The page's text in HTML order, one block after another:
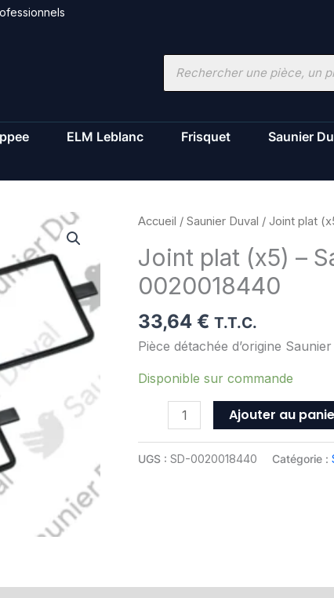
Recherche
ELM Leblanc Frisquet
Saunier
Accueil / Saunier Duval / Joint plat
Joint plat (x5) –
0020018440
33,64 € T.T.C.
Pièce détachée d’origine
Disponible sur commande
quantité
Joint
plat
(x5)
-
Saunier
-
0020018440
Ajouter au
UGS : SD-0020018440 Catégorie :